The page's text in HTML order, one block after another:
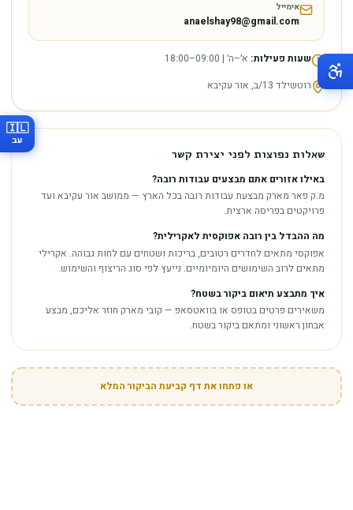
אימייל
anaelshay98@gmail.com
שעות פעילות: א׳–ה׳ | 09:00–18:00
רוטשילד 13/ב, אור עקיבא
שאלות נפוצות לפני יצירת קשר
באילו אזורים אתם מבצעים עבודות רובה?
מ.ק פאר מארק מבצעת עבודות רובה בכל הארץ — ממושב אור עקיבא ועד
פרויקטים בפריסה ארצית.
מה ההבדל בין רובה אפוקסית לאקרילית?
אפוקסי מתאים לחדרים רטובים, בריכות ושטחים עם לחות גבוהה. אקרילי
מתאים לרוב השימושים היומיומיים. נייעץ לפי סוג הריצוף והשימוש.
איך מתבצע תיאום ביקור בשטח?
משאירים פרטים בטופס או בוואטסאפ — קובי מארק חוזר אליכם, מבצע
אבחון ראשוני ומתאם ביקור בשטח.
או פתחו את דף קביעת הביקור המלא
🇮🇱
עב